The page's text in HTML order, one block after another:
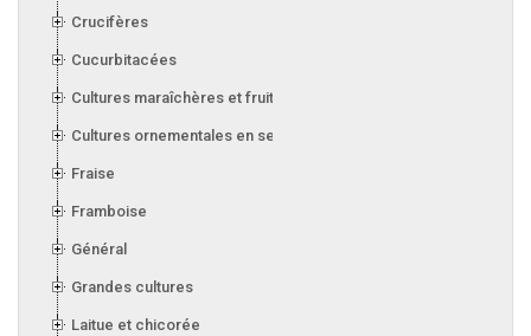
Crucifères
Cucurbitacées
Cultures maraîchères et fruitières en serre
Cultures ornementales en serre
Fraise
Framboise
Général
Grandes cultures
Laitue et chicorée